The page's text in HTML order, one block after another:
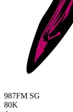
987FM SG
80K